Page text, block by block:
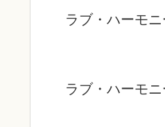
ラブ・ハーモニ
ラブ・ハーモニ